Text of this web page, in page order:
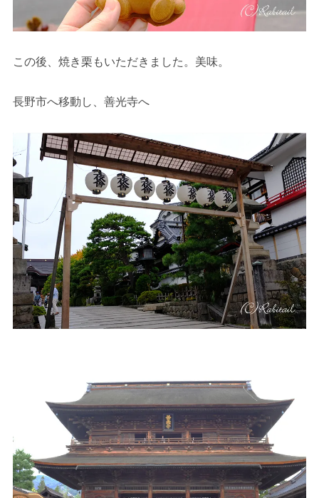
この後、焼き栗もいただきました。美味。
長野市へ移動し、善光寺へ